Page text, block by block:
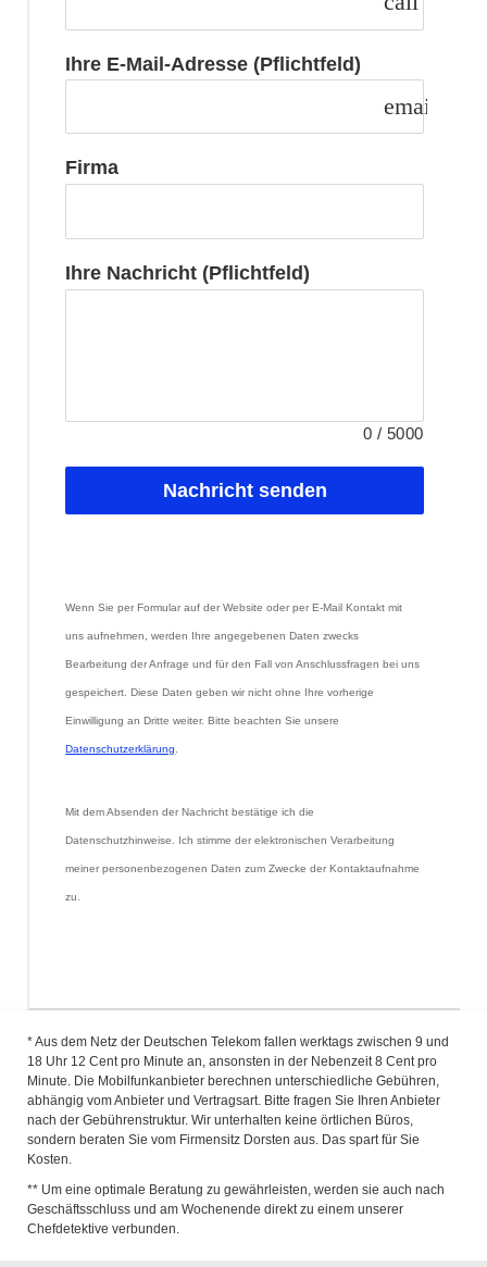
Ihre E-Mail-Adresse (Pflichtfeld)
email
Firma
Ihre Nachricht (Pflichtfeld)
0 /5000
Nachricht senden
Wenn Sie per Formular auf der Website oder per E-Mail Kontakt mit
uns aufnehmen, werden Ihre angegebenen Daten zwecks
Bearbeitung der Anfrage und für den Fall von Anschlussfragen bei uns
gespeichert. Diese Daten geben wir nicht ohne Ihre vorherige
Datenschutzerklärung
Mit dem Absenden der Nachricht bestätige ich die
Datenschutzhinweise. Ich stimme der elektronischen Verarbeitung
meiner personenbezogenen Daten zum Zwecke der Kontaktaufnahme
zu.
* Aus dem Netz der Deutschen Telekom fallen werktags zwischen 9 und
18 Uhr 12 Cent pro Minute an, ansonsten in der Nebenzeit 8 Cent pro
Minute. Die Mobilfunkanbieter berechnen unterschiedliche Gebühren,
abhängig vom Anbieter und Vertragsart. Bitte fragen Sie Ihren Anbieter
nach der Gebührenstruktur. Wir unterhalten keine örtlichen Büros,
sondern beraten Sie vom Firmensitz Dorsten aus. Das spart für Sie
Kosten.
** Um eine optimale Beratung zu gewährleisten, werden sie auch nach
Geschäftsschluss und am Wochenende direkt zu einem unserer
Chefdetektive verbunden.